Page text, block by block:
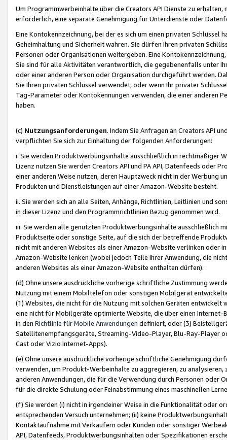
Um Programmwerbeinhalte über die Creators API Dienste zu
erforderlich, eine separate Genehmigung für Unterdienste oder
Eine Kontokennzeichnung, bei der es sich um einen privaten
Geheimhaltung und Sicherheit wahren. Sie dürfen Ihren privaten
Personen oder Organisationen weitergeben. Eine
Sie sind für alle Aktivitäten verantwortlich, die gegebenenfalls unter
oder einer anderen Person oder Organisation durchgeführt werden.
Sie Ihren privaten Schlüssel verwendet, oder wenn Ihr privater
Tag-Parameter oder Kontokennungen verwenden, die einer anderen
haben.
(c) Nutzungsanforderungen. Indem Sie Anfragen an Creators API
verpflichten Sie sich zur Einhaltung der folgenden Anforderungen:
i. Sie werden Produktwerbungsinhalte ausschließlich in rechtmäßiger
Lizenz nutzen.Sie werden Creators API und PA API, Datenfeeds oder
einer anderen Weise nutzen, deren Hauptzweck nicht in der Werbung
Produkten und Dienstleistungen auf einer Amazon-Website besteht.
ii. Sie werden sich an alle Seiten, Anhänge, Richtlinien, Leitlinien und
in dieser Lizenz und den Programmrichtlinien Bezug genommen wird.
iii. Sie werden alle genutzten Produktwerbungsinhalte ausschließlich
Produktseite oder sonstige Seite, auf die sich der betreffende
nicht mit anderen Websites als einer Amazon-Website verlinken oder
Amazon-Website lenken (wobei jedoch Teile Ihrer Anwendung, die
anderen Websites als einer Amazon-Website enthalten dürfen).
(d) Ohne unsere ausdrückliche vorherige schriftliche Zustimmung
Nutzung mit einem Mobiltelefon oder sonstigen Mobilgerät
(1) Websites, die nicht für die Nutzung mit solchen Geräten
eine nicht für Mobilgeräte optimierte Website, die über einen
in den Richtlinie für Mobile Anwendungen definiert, oder (3)
Satellitenempfangsgeräte, Streaming-Video-Player, Blu-Ray-Player
Cast oder Vizio Internet-Apps).
(e) Ohne unsere ausdrückliche vorherige schriftliche Genehmigung
verwenden, um Produkt-Werbeinhalte zu aggregieren, zu
anderen Anwendungen, die für die Verwendung durch Personen
für die direkte Schulung oder Feinabstimmung eines maschinellen
(f) Sie werden (i) nicht in irgendeiner Weise in die Funktionalität oder
entsprechenden Versuch unternehmen; (ii) keine
Kontaktaufnahme mit Verkäufern oder Kunden oder sonstiger
API, Datenfeeds, Produktwerbungsinhalten oder Spezifikationen